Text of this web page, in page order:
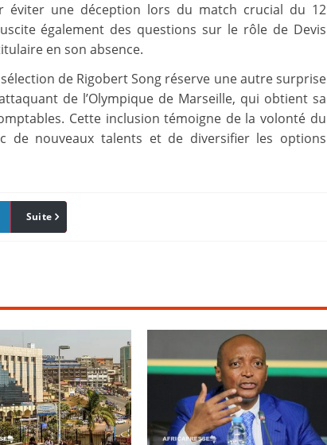
éviter une déception lors du match crucial du 12
également des questions sur le rôle de Devis
en son absence.
de Rigobert Song réserve une autre surprise
de l’Olympique de Marseille, qui obtient sa
Cette inclusion témoigne de la volonté du
de nouveaux talents et de diversifier les options
Pinterest
Suite